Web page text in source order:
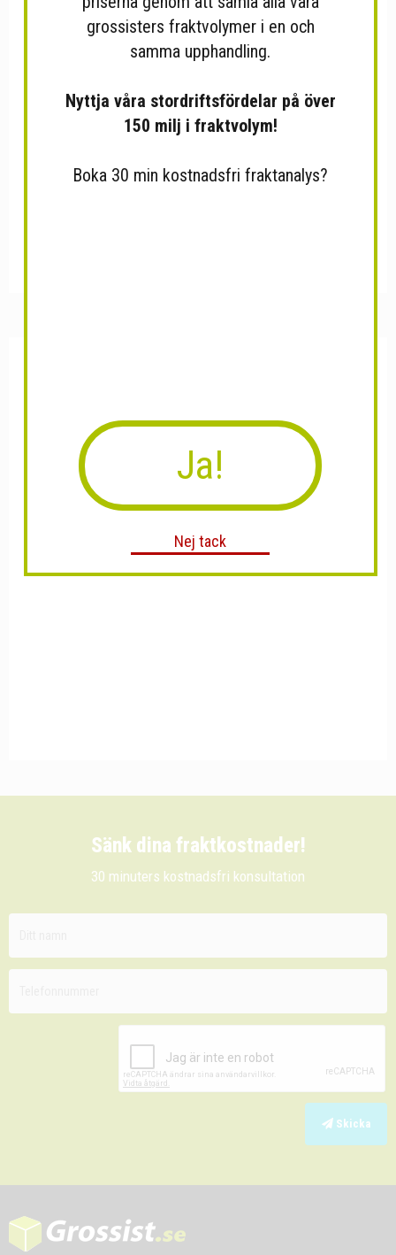
Soppnudlar 500gr 24st/låda
Sänk dina fraktkostnader!
30 minuters kostnadsfri konsultation
Skicka
grossisters fraktvolymer i en och
samma upphandling.
Nyttja våra stordriftsfördelar på över
150 milj i fraktvolym!
Boka 30 min kostnadsfri fraktanalys?
Ja!
Nej tack